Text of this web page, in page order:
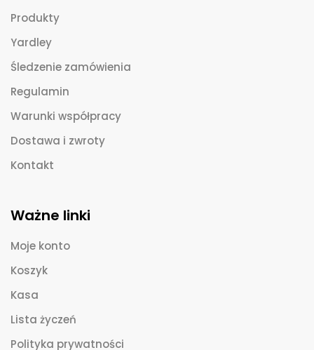
Produkty
Yardley
Śledzenie zamówienia
Regulamin
Warunki współpracy
Dostawa i zwroty
Kontakt
Ważne linki
Moje konto
Koszyk
Kasa
Lista życzeń
Polityka prywatności